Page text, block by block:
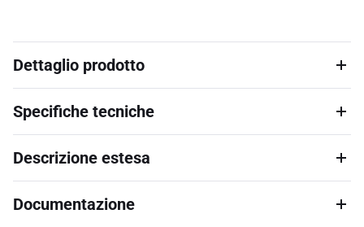
Dettaglio prodotto
Specifiche tecniche
Descrizione estesa
Documentazione